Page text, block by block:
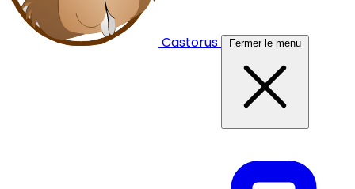
Castorus Fermer le menu